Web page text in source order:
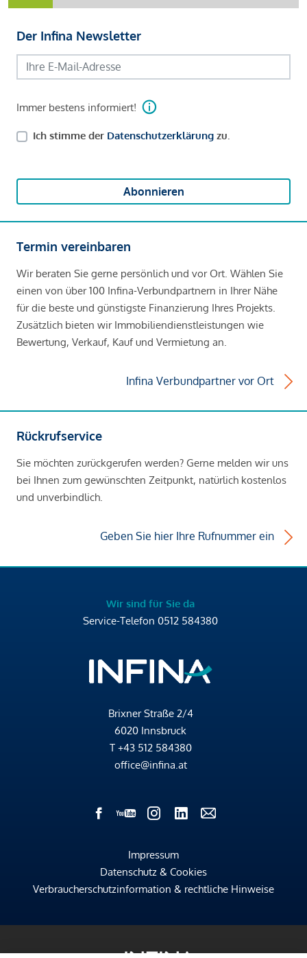
Der Infina Newsletter
Immer bestens informiert!
Ich stimme der Datenschutzerklärung zu.
Abonnieren
Termin vereinbaren
Wir beraten Sie gerne persönlich und vor Ort. Wählen Sie
einen von über 100 Infina-Verbundpartnern in Ihrer Nähe
für die beste und günstigste Finanzierung Ihres Projekts.
Zusätzlich bieten wir Immobiliendienstleistungen wie
Bewertung, Verkauf, Kauf und Vermietung an.
Infina Verbundpartner vor Ort
Rückrufservice
Sie möchten zurückgerufen werden? Gerne melden wir uns
bei Ihnen zum gewünschten Zeitpunkt, natürlich kostenlos
und unverbindlich.
Geben Sie hier Ihre Rufnummer ein
Wir sind für Sie da
Service-Telefon 0512 584380
Brixner Straße 2/4
6020 Innsbruck
T +43 512 584380
office@infina.at
Impressum
Datenschutz & Cookies
Verbraucherschutzinformation & rechtliche Hinweise